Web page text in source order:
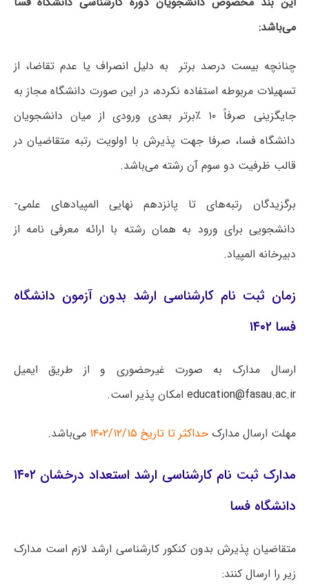
می‌باشد:
چنانچه بیست درصد برتر به دلیل انصراف یا عدم تقاضا، از
تسهیلات مربوطه استفاده نکرده، در این صورت دانشگاه مجاز به
جایگزینی صرفاً ۱۰ ٪برتر بعدی ورودی از میان دانشجویان
دانشگاه فسا، صرفا جهت پذیرش با اولویت رتبه متقاضیان در
قالب ظرفیت دو سوم آن رشته می‌باشد.
برگزیدگان رتبه‌های تا پانزدهم نهایی المپیادهای علمی-
دانشجویی برای ورود به همان رشته با ارائه معرفی نامه از
دبیرخانه المپیاد.
زمان ثبت نام کارشناسی ارشد بدون آزمون دانشگاه
فسا ۱۴۰۲
ارسال مدارک به صورت غیرحضوری و از طریق ایمیل
education@fasau.ac.ir امکان پذیر است.
مهلت ارسال مدارکحداکثر تا تاریخ ۱۴۰۲/۱۲/۱۵ می‌باشد.
مدارک ثبت نام کارشناسی ارشد استعداد درخشان ۱۴۰۲
دانشگاه فسا
متقاضیان پذیرش بدون کنکور کارشناسی ارشد لازم است مدارک
زیر را ارسال کنند: